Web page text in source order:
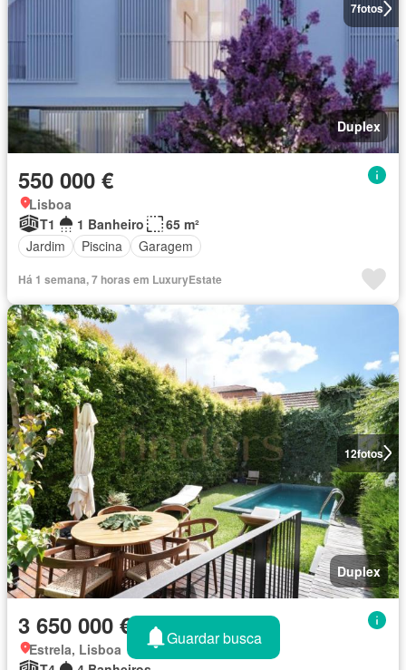
7fotos
Duplex
550 000 €
Lisboa
T1
1 Banheiro
65 m²
Jardim
Piscina Garagem
Há 1 semana, 7 horas em LuxuryEstate
12fotos
Duplex
3 650 000 €
Estrela, Lisboa
Guardar busca